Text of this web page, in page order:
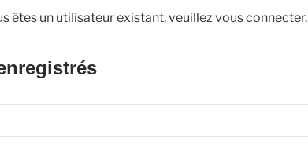
êtes un utilisateur existant, veuillez vous connecter.